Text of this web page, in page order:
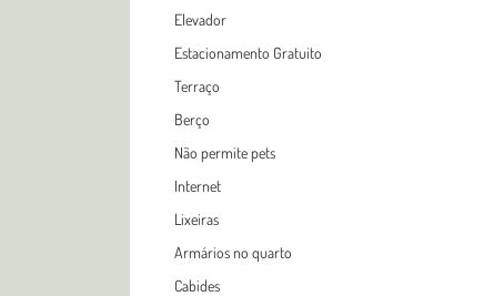
Elevador
Estacionamento Gratuito
Terraço
Berço
Não permite pets
Internet
Lixeiras
Armários no quarto
Cabides